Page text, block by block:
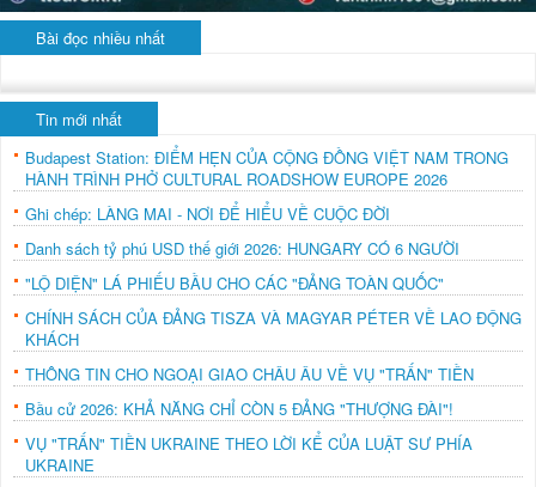
Bài đọc nhiều nhất
Tin mới nhất
Budapest Station: ĐIỂM HẸN CỦA CỘNG ĐỒNG VIỆT NAM TRONG
HÀNH TRÌNH PHỞ CULTURAL ROADSHOW EUROPE 2026
Ghi chép: LÀNG MAI - NƠI ĐỂ HIỂU VỀ CUỘC ĐỜI
Danh sách tỷ phú USD thế giới 2026: HUNGARY CÓ 6 NGƯỜI
"LỘ DIỆN" LÁ PHIẾU BẦU CHO CÁC "ĐẢNG TOÀN QUỐC"
CHÍNH SÁCH CỦA ĐẢNG TISZA VÀ MAGYAR PÉTER VỀ LAO ĐỘNG
KHÁCH
THÔNG TIN CHO NGOẠI GIAO CHÂU ÂU VỀ VỤ "TRẤN" TIỀN
Bầu cử 2026: KHẢ NĂNG CHỈ CÒN 5 ĐẢNG "THƯỢNG ĐÀI"!
VỤ "TRẤN" TIỀN UKRAINE THEO LỜI KỂ CỦA LUẬT SƯ PHÍA
UKRAINE